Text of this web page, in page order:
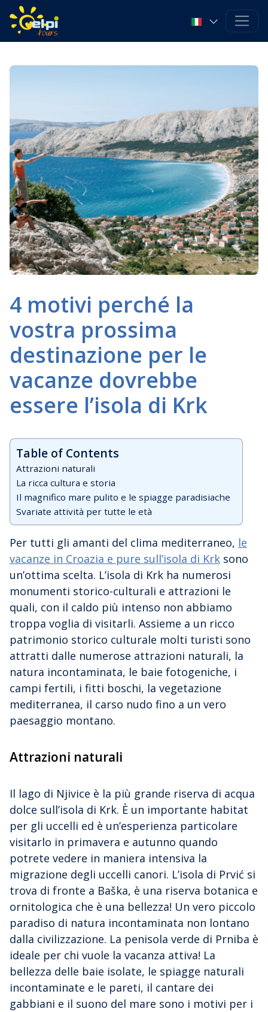
4 motivi perché la
vostra prossima
destinazione per le
vacanze dovrebbe
essere l’isola di Krk
Table of Contents
Attrazioni naturali
La ricca cultura e storia
Il magnifico mare pulito e le spiagge paradisiache
Svariate attività per tutte le età
Per tutti gli amanti del clima mediterraneo, le
vacanze in Croazia e pure sull’isola di Krk sono
un’ottima scelta. L’isola di Krk ha numerosi
monumenti storico-culturali e attrazioni le
quali, con il caldo più intenso non abbiamo
troppa voglia di visitarli. Assieme a un ricco
patrimonio storico culturale molti turisti sono
attratti dalle numerose attrazioni naturali, la
natura incontaminata, le baie fotogeniche, i
campi fertili, i fitti boschi, la vegetazione
mediterranea, il carso nudo fino a un vero
paesaggio montano.
Attrazioni naturali
Il lago di Njivice è la più grande riserva di acqua
dolce sull’isola di Krk. È un importante habitat
per gli uccelli ed è un’esperienza particolare
visitarlo in primavera e autunno quando
potrete vedere in maniera intensiva la
migrazione degli uccelli canori. L’isola di Prvić si
trova di fronte a Baška, è una riserva botanica e
ornitologica che è una bellezza! Un vero piccolo
paradiso di natura incontaminata non lontano
dalla civilizzazione. La penisola verde di Prniba è
ideale per chi vuole la vacanza attiva! La
bellezza delle baie isolate, le spiagge naturali
incontaminate e le pareti, il cantare dei
gabbiani e il suono del mare sono i motivi per i